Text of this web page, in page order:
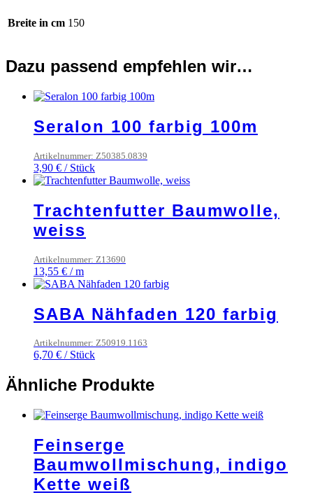
Breite in cm 150
Dazu passend empfehlen wir…
Seralon 100 farbig 100m
Artikelnummer: Z50385.0839
3,90 € / Stück
Trachtenfutter Baumwolle,
weiss
Artikelnummer: Z13690
13,55 € /m
SABA Nähfaden 120 farbig
Artikelnummer: Z50919.1163
6,70 € / Stück
Ähnliche Produkte
Feinserge
Baumwollmischung, indigo
Kette weiß